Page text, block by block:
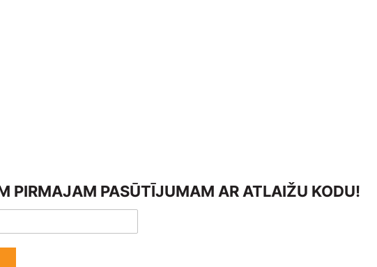
PIRMAJAM PASŪTĪJUMAM AR ATLAIŽU KODU!